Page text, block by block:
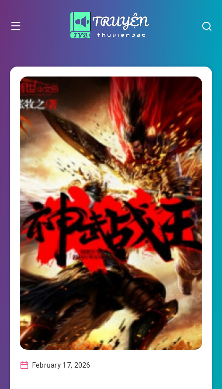
February 17, 2026